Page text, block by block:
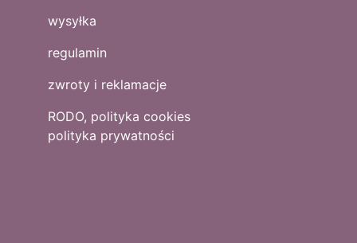
wysyłka
regulamin
zwroty i reklamacje
RODO, polityka cookies
polityka prywatności